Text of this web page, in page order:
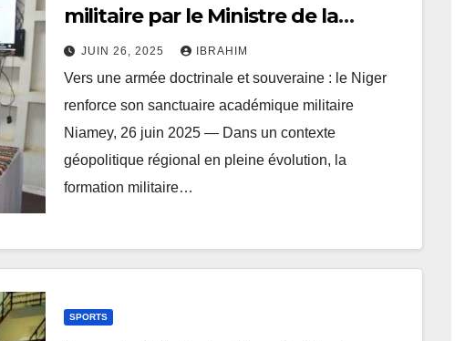
militaire par le Ministre de la
Défense
JUIN 26, 2025 IBRAHIM
Vers une armée doctrinale et souveraine : le Niger
renforce son sanctuaire académique militaire
Niamey, 26 juin 2025 — Dans un contexte
géopolitique régional en pleine évolution, la
formation militaire…
SPORTS